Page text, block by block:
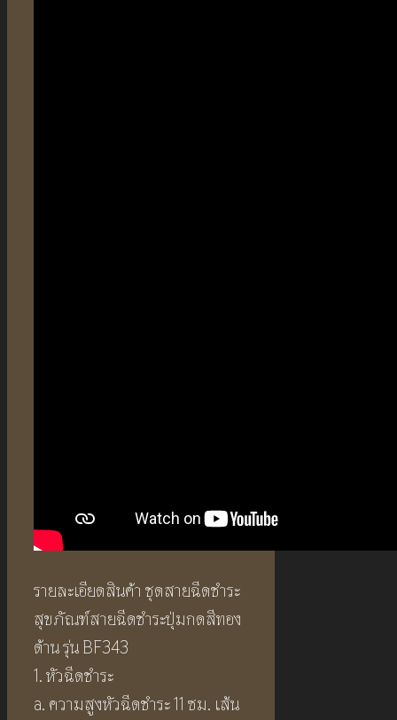
รายละเอียดสินค้า ชุดสายฉีดชำระ
สุขภัณฑ์สายฉีดชำระปุ่มกดสีทอง
ด้าน รุ่น BF343
1. หัวฉีดชำระ
a. ความสูงหัวฉีดชำระ 11 ซม. เส้น